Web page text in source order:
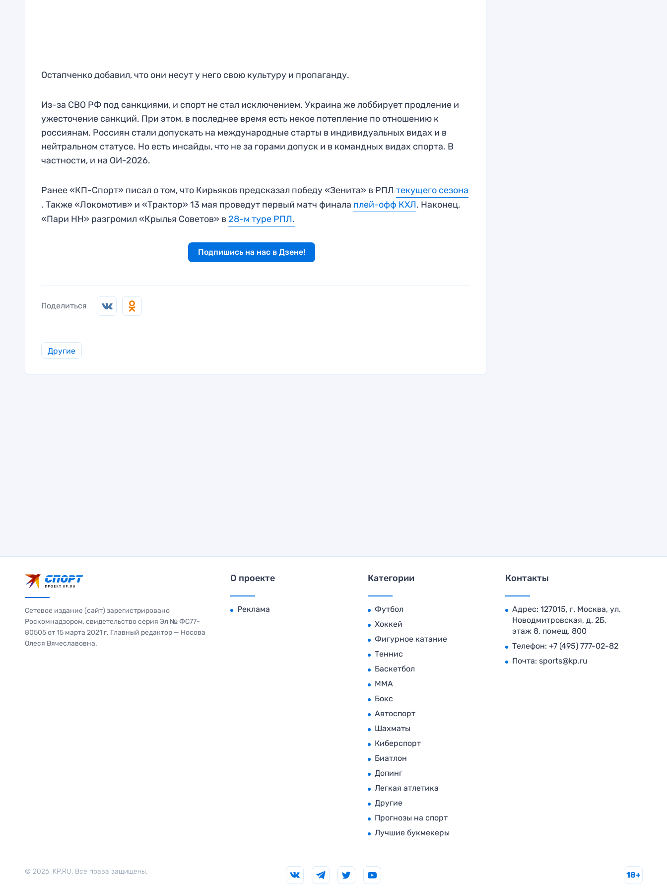
Остапченко добавил, что они несут у него свою культуру и пропаганду.
Из-за СВО РФ под санкциями, и спорт не стал исключением. Украина же лоббирует продление и
ужесточение санкций. При этом, в последнее время есть некое потепление по отношению к
россиянам. Россиян стали допускать на международные старты в индивидуальных видах и в
нейтральном статусе. Но есть инсайды, что не за горами допуск и в командных видах спорта. В
частности, и на ОИ-2026.
Ранее «КП-Спорт» писал о том, что Кирьяков предсказал победу «Зенита» в РПЛ текущего сезона
. Также «Локомотив» и «Трактор» 13 мая проведут первый матч финала плей-офф КХЛ. Наконец,
«Пари НН» разгромил «Крылья Советов» в 28-м туре РПЛ.
Подпишись на нас в Дзене!
Поделиться
Другие
Сетевое издание (сайт) зарегистрировано
Роскомнадзором, свидетельство серия Эл № ФС77-
80505 от 15 марта 2021 г. Главный редактор — Носова
Олеся Вячеславовна.
О проекте
Реклама
Категории
Футбол
Хоккей
Фигурное катание
Теннис
Баскетбол
MMA
Бокс
Автоспорт
Шахматы
Киберспорт
Биатлон
Допинг
Легкая атлетика
Другие
Прогнозы на спорт
Лучшие букмекеры
Контакты
Адрес: 127015, г. Москва, ул.
Новодмитровская, д. 2Б,
этаж 8, помещ. 800
Телефон: +7 (495) 777-02-82
Почта: sports@kp.ru
© 2026. KP.RU. Все права защищены. 18+